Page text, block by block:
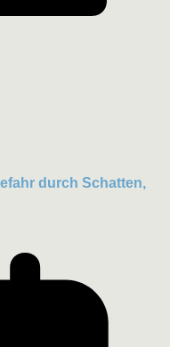
durch Schatten,